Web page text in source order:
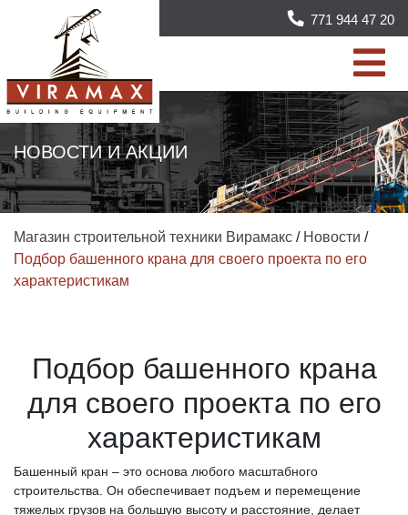
771 944 47 20
НОВОСТИ И АКЦИИ
Магазин строительной техники Вирамакс / Новости /
Подбор башенного крана для своего проекта по его
характеристикам
Подбор башенного крана
для своего проекта по его
характеристикам
Башенный кран – это основа любого масштабного
строительства. Он обеспечивает подъем и перемещение
тяжелых грузов на большую высоту и расстояние, делает